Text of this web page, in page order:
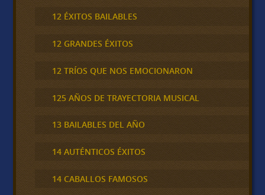
12 ÉXITOS BAILABLES
12 GRANDES ÉXITOS
12 TRÍOS QUE NOS EMOCIONARON
125 AÑOS DE TRAYECTORIA MUSICAL
13 BAILABLES DEL AÑO
14 AUTÉNTICOS ÉXITOS
14 CABALLOS FAMOSOS